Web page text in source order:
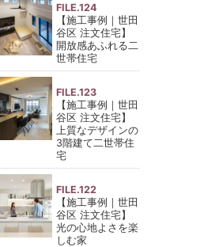
FILE.124
【施工事例｜世田
谷区 注文住宅】
開放感あふれる二
世帯住宅
FILE.123
【施工事例｜世田
谷区 注文住宅】
上質なデザインの
3階建て二世帯住
宅
FILE.122
【施工事例｜世田
谷区 注文住宅】
光の心地よさを楽
しむ家